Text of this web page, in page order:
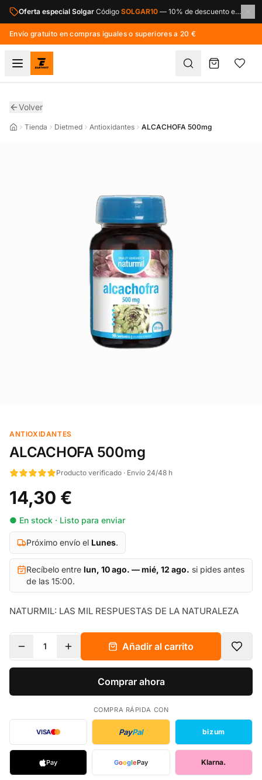
Saltar al contenido principal
Oferta especial Solgar Código SOLGAR10 — 10% de descuento en toda la marca Solgar.
Envío gratuito en compras iguales o superiores a 20 €
Volver
Tienda Dietmed Antioxidantes ALCACHOFA 500mg
ANTIOXIDANTES
ALCACHOFA 500mg
Producto verificado · Envío 24/48 h
14,30 €
● En stock · Listo para enviar
Próximo envío el Lunes.
Recíbelo entre lun, 10 ago. — mié, 12 ago. si pides antes
de las 15:00.
NATURMIL: LAS MIL RESPUESTAS DE LA NATURALEZA
1 Añadir al carrito
Comprar ahora
COMPRA RÁPIDA CON
VISA PayPal bizum
Pay GooglePay Klarna.